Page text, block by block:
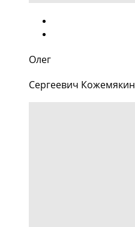
Олег
Сергеевич Кожемякин